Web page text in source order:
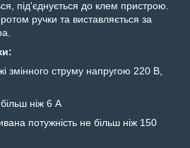
під'єднується до клем пристрою.
ручки та виставляється за
змінного струму напругою 220 В,
ніж 6 А
потужність не більш ніж 150